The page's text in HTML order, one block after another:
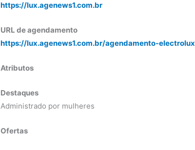
https://lux.agenews1.com.br
URL de agendamento
https://lux.agenews1.com.br/agendamento-electrolux
Atributos
Destaques
Administrado por mulheres
Ofertas